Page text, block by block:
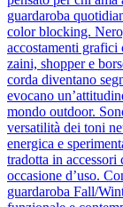
guardaroba
color blocking.
accostamenti
zaini, shopper e
corda diventano
evocano
mondo outdoor.
versatilità dei toni
energica e
tradotta in accessori
occasione d’uso.
guardaroba Fall/